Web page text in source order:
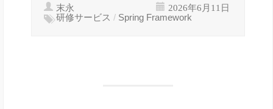
末永 2026年6月11日
研修サービス / Spring Framework